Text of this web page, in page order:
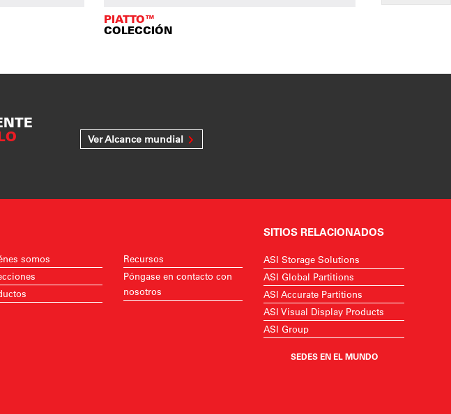
PIATTO™
COLECCIÓN
Ver Alcance mundial
somos
Recursos
Póngase en contacto con
nosotros
SITIOS RELACIONADOS
ASI Storage Solutions
ASI Global Partitions
ASI Accurate Partitions
ASI Visual Display Products
ASI Group
SEDES EN EL MUNDO